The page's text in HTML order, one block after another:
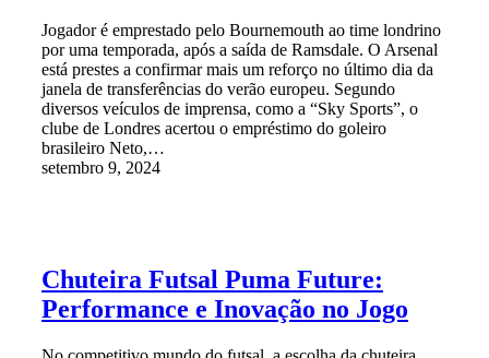
Jogador é emprestado pelo Bournemouth ao time londrino
por uma temporada, após a saída de Ramsdale. O Arsenal
está prestes a confirmar mais um reforço no último dia da
janela de transferências do verão europeu. Segundo
diversos veículos de imprensa, como a “Sky Sports”, o
clube de Londres acertou o empréstimo do goleiro
brasileiro Neto,…
setembro 9, 2024
Chuteira Futsal Puma Future:
Performance e Inovação no Jogo